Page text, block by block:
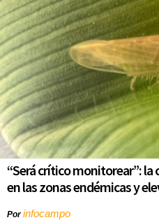
“Será crítico monitorear”:
en las zonas endémicas y
Porinfocampo